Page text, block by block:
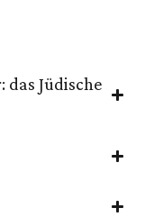
das Jüdische